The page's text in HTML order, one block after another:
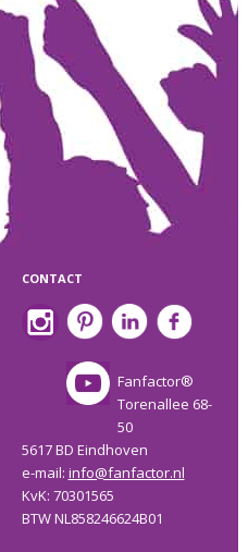
CONTACT
Fanfactor®
Torenallee 68-
50
5617 BD Eindhoven
e-mail: info@fanfactor.nl
KvK: 70301565
BTW NL858246624B01